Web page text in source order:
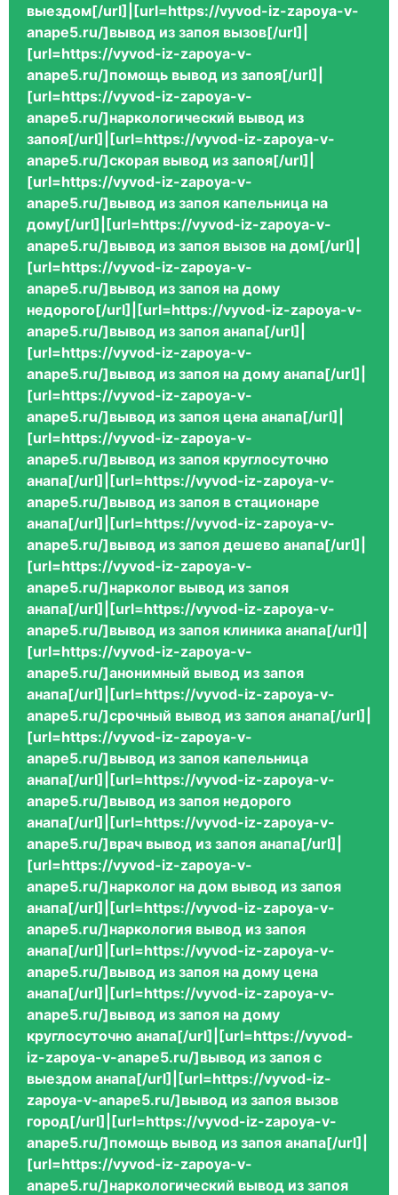
выездом[/url]|[url=https://vyvod-iz-zapoya-v-
anape5.ru/]вывод из запоя вызов[/url]|
[url=https://vyvod-iz-zapoya-v-
anape5.ru/]помощь вывод из запоя[/url]|
[url=https://vyvod-iz-zapoya-v-
anape5.ru/]наркологический вывод из
запоя[/url]|[url=https://vyvod-iz-zapoya-v-
anape5.ru/]скорая вывод из запоя[/url]|
[url=https://vyvod-iz-zapoya-v-
anape5.ru/]вывод из запоя капельница на
дому[/url]|[url=https://vyvod-iz-zapoya-v-
anape5.ru/]вывод из запоя вызов на дом[/url]|
[url=https://vyvod-iz-zapoya-v-
anape5.ru/]вывод из запоя на дому
недорого[/url]|[url=https://vyvod-iz-zapoya-v-
anape5.ru/]вывод из запоя анапа[/url]|
[url=https://vyvod-iz-zapoya-v-
anape5.ru/]вывод из запоя на дому анапа[/url]|
[url=https://vyvod-iz-zapoya-v-
anape5.ru/]вывод из запоя цена анапа[/url]|
[url=https://vyvod-iz-zapoya-v-
anape5.ru/]вывод из запоя круглосуточно
анапа[/url]|[url=https://vyvod-iz-zapoya-v-
anape5.ru/]вывод из запоя в стационаре
анапа[/url]|[url=https://vyvod-iz-zapoya-v-
anape5.ru/]вывод из запоя дешево анапа[/url]|
[url=https://vyvod-iz-zapoya-v-
anape5.ru/]нарколог вывод из запоя
анапа[/url]|[url=https://vyvod-iz-zapoya-v-
anape5.ru/]вывод из запоя клиника анапа[/url]|
[url=https://vyvod-iz-zapoya-v-
anape5.ru/]анонимный вывод из запоя
анапа[/url]|[url=https://vyvod-iz-zapoya-v-
anape5.ru/]срочный вывод из запоя анапа[/url]|
[url=https://vyvod-iz-zapoya-v-
anape5.ru/]вывод из запоя капельница
анапа[/url]|[url=https://vyvod-iz-zapoya-v-
anape5.ru/]вывод из запоя недорого
анапа[/url]|[url=https://vyvod-iz-zapoya-v-
anape5.ru/]врач вывод из запоя анапа[/url]|
[url=https://vyvod-iz-zapoya-v-
anape5.ru/]нарколог на дом вывод из запоя
анапа[/url]|[url=https://vyvod-iz-zapoya-v-
anape5.ru/]наркология вывод из запоя
анапа[/url]|[url=https://vyvod-iz-zapoya-v-
anape5.ru/]вывод из запоя на дому цена
анапа[/url]|[url=https://vyvod-iz-zapoya-v-
anape5.ru/]вывод из запоя на дому
круглосуточно анапа[/url]|[url=https://vyvod-
iz-zapoya-v-anape5.ru/]вывод из запоя с
выездом анапа[/url]|[url=https://vyvod-iz-
zapoya-v-anape5.ru/]вывод из запоя вызов
город[/url]|[url=https://vyvod-iz-zapoya-v-
anape5.ru/]помощь вывод из запоя анапа[/url]|
[url=https://vyvod-iz-zapoya-v-
anape5.ru/]наркологический вывод из запоя